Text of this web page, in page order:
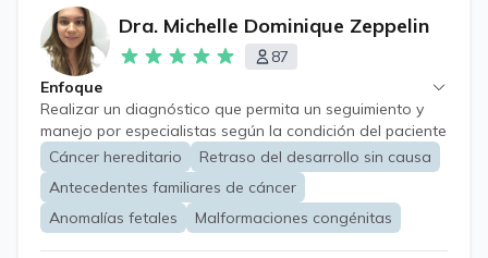
Dra. Michelle Dominique Zeppelin
87
Enfoque
Realizar un diagnóstico que permita un seguimiento y
manejo por especialistas según la condición del paciente
Es una especialidad que realiza diagnóstico,
seguimiento y asesoramiento a personas de todas las
edades. Se realiza estudio familiar en caso de ser
pertinente.
Cáncer hereditario
Retraso del desarrollo sin causa
Antecedentes familiares de cáncer
Anomalías fetales
Malformaciones congénitas